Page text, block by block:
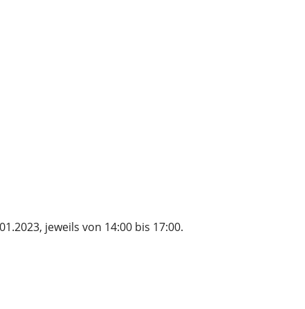
jeweils von 14:00 bis 17:00.